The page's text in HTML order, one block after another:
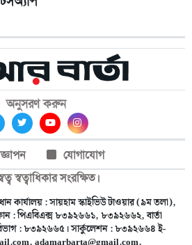
অনুসরণ করুন
যোগাযোগ
স্বত্বাধিকার সংরক্ষিত।
কার্যালয় : সায়হাম স্কাইভিউ টাওয়ার (৯ম তলা),
: পিএবিএক্স ৮৩৯২৬৬১, ৮৩৯২৬৬২, বার্তা
: ৮৩৯২৬৬৫। সার্কুলেশন : ৮৩৯২৬৬৪ ই-